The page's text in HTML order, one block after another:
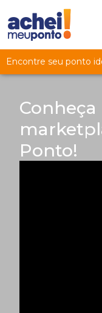
Encontre seu ponto
Ponto!